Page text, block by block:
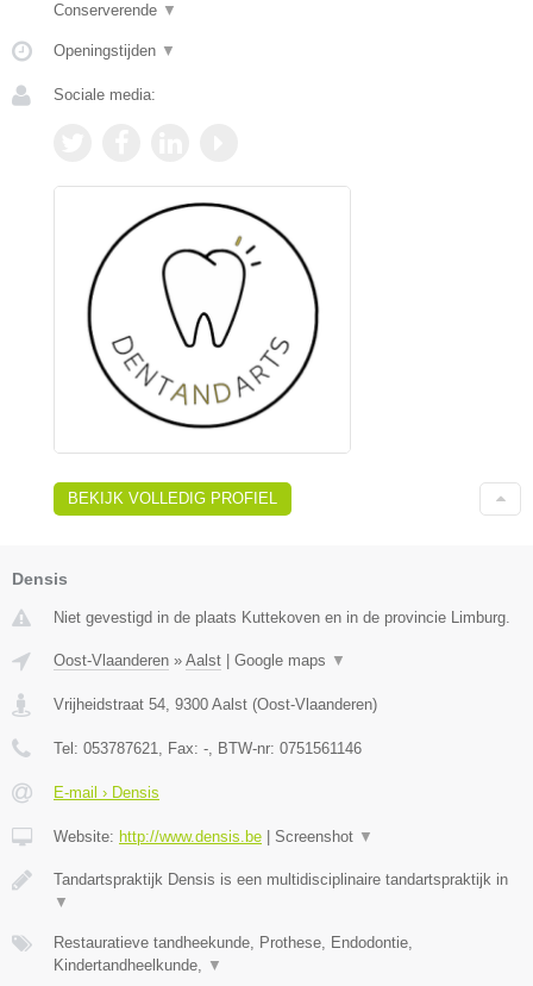
Conserverende ▼
Openingstijden ▼
Sociale media:
BEKIJK VOLLEDIG PROFIEL
Densis
Niet gevestigd in de plaats Kuttekoven en in de provincie Limburg.
Oost-Vlaanderen » Aalst Google maps ▼
Vrijheidstraat 54, 9300 Aalst (Oost-Vlaanderen)
Tel: 053787621, Fax: -, BTW-nr: 0751561146
E-mail › Densis
Website: http://www.densis.be Screenshot ▼
Tandartspraktijk Densis is een multidisciplinaire tandartspraktijk in
▼
Restauratieve tandheekunde, Prothese, Endodontie,
Kindertandheelkunde, ▼